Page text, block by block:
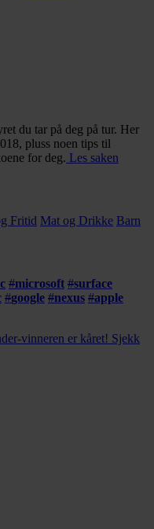
du tar på deg på tur. Her
pluss noen tips til
for deg. Les saken
Fritid Mat og Drikke Barn
#microsoft #surface
#google #nexus #apple
vinneren er kåret! Sjekk